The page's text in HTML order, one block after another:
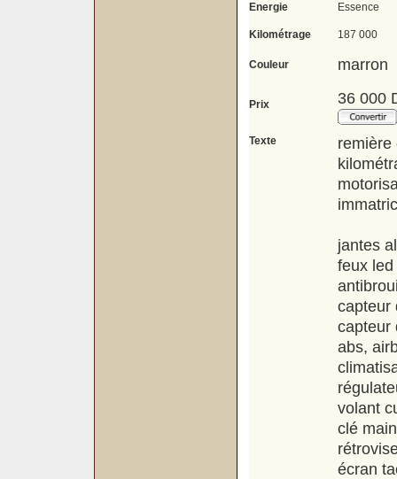
Energie Essence
Kilométrage 187 000
Couleur marron
Prix 36 000
Texte
remière
jantes
feux led
capteur
capteur
abs,
volant
clé
écran